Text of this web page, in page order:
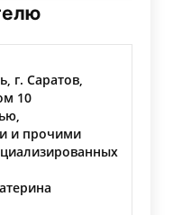
г. Саратов,
10
и прочими